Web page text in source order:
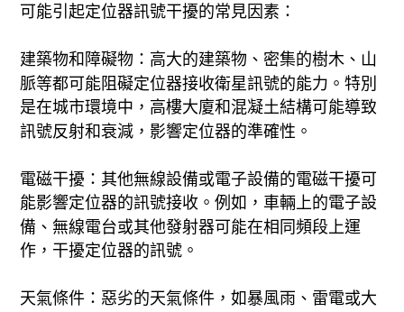
可能引起定位器訊號干擾的常見因素：
建築物和障礙物：高大的建築物、密集的樹木、山
脈等都可能阻礙定位器接收衛星訊號的能力。特別
是在城市環境中，高樓大廈和混凝土結構可能導致
訊號反射和衰減，影響定位器的準確性。
電磁干擾：其他無線設備或電子設備的電磁干擾可
能影響定位器的訊號接收。例如，車輛上的電子設
備、無線電台或其他發射器可能在相同頻段上運
作，干擾定位器的訊號。
天氣條件：惡劣的天氣條件，如暴風雨、雷電或大